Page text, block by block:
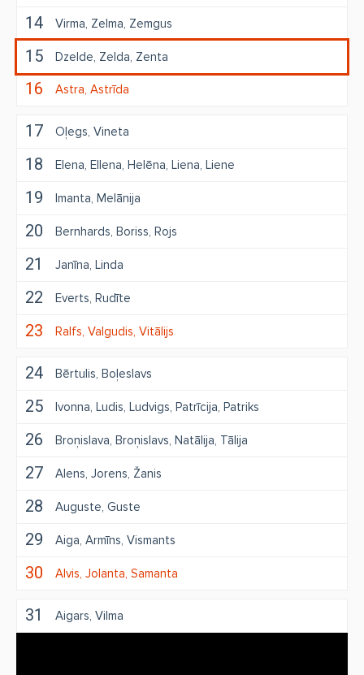
14 Virma Zelma Zemgus
15 Dzelde Zelda Zenta
16 Astra Astrīda
17 Oļegs Vineta
18 Elena Ellena Helēna Liena Liene
19 Imanta Melānija
20 Bernhards Boriss Rojs
21 Janīna Linda
22 Everts Rudīte
23 Ralfs Valgudis Vitālijs
24 Bērtulis Boļeslavs
25 Ivonna Ludis Ludvigs Patrīcija Patriks
26 Broņislava Broņislavs Natālija Tālija
27 Alens Jorens Žanis
28 Auguste Guste
29 Aiga Armīns Vismants
30 Alvis Jolanta Samanta
31 Aigars Vilma